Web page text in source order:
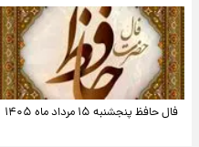
فال حافظ پنجشنبه ۱۵ مرداد ماه ۱۴۰۵